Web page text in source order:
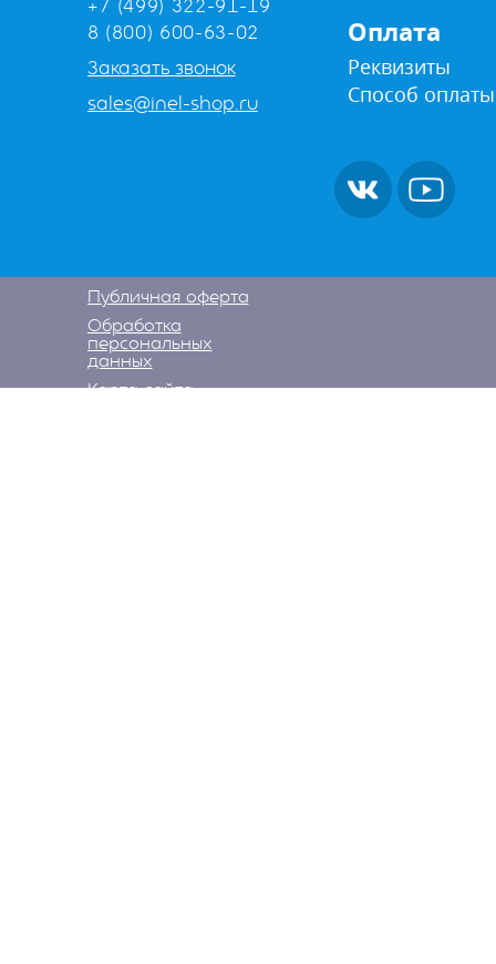
+7 (499) 322-91-19
8 (800) 600-63-02
Заказать звонок
sales@inel-shop.ru
Оплата
Реквизиты
Способ оплаты
Публичная оферта
Обработка
персональных
данных
Карта сайта